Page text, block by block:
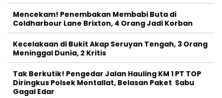
Mencekam! Penembakan Membabi Buta di
Coldharbour Lane Brixton, 4 Orang Jadi Korban
Kecelakaan di Bukit Akap Seruyan Tengah, 3 Orang
Meninggal Dunia, 2 Kritis
Tak Berkutik! Pengedar Jalan Hauling KM 1 PT TOP
Diringkus Polsek Montallat, Belasan Paket Sabu
Gagal Edar